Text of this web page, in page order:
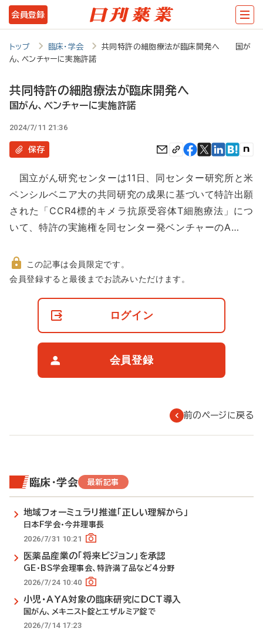
メ
イ
コ
テ
ツ
に
動
会員登録
トップ 臨床・学会
共同特許の細胞療法が臨床開発へ 国が
ん、ベンチャーに実施許諾
共同特許の細胞療法が臨床開発へ
国がん、ベンチャーに実施許諾
2024/7/11 21:36
保存
国立がん研究センターは11日、同センター研究所と米
ペンシルベニア大の共同研究の成果に基づいて特許出願
された「CCR4標的キメラ抗原受容体T細胞療法」につ
いて、特許の実施権を同センター発ベンチャーのA…
非
この記事は会員限定です。
会員登録すると最後までお読みいただけます。
ログイン
会員登録
前のページに戻る
臨床・学会 最新記事
地域フォーミュラリ推進「正しい理解から」
日本F学会・今井理事長
2026/7/31 10:21
医薬品産業の「将来ビジョン」を承認
GE・BS学会理事会、特許満了品など4分野
2026/7/24 10:40
小児・AYA対象の臨床研究にDCT導入
国がん、メキニスト錠とエザルミア錠で
2026/7/14 17:23